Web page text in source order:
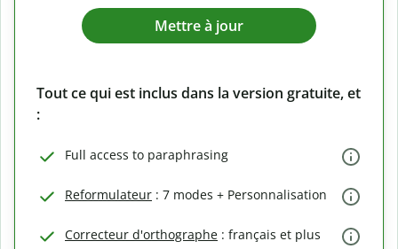
Mettre à jour
Tout ce qui est inclus dans la version gratuite, et
:
Full access to paraphrasing
Reformulateur : 7 modes + Personnalisation
Correcteur d'orthographe : français et plus